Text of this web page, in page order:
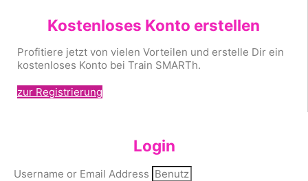
Kostenloses Konto erstellen
Profitiere jetzt von vielen Vorteilen und erstelle Dir ein
kostenloses Konto bei Train SMARTh.
zur Registrierung
Login
Username or Email Address